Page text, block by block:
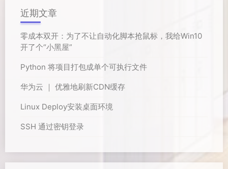
近期文章
零成本双开：为了不让自动化脚本抢鼠标，我给Win10
开了个“小黑屋”
Python 将项目打包成单个可执行文件
华为云 ｜ 优雅地刷新CDN缓存
Linux Deploy安装桌面环境
SSH 通过密钥登录